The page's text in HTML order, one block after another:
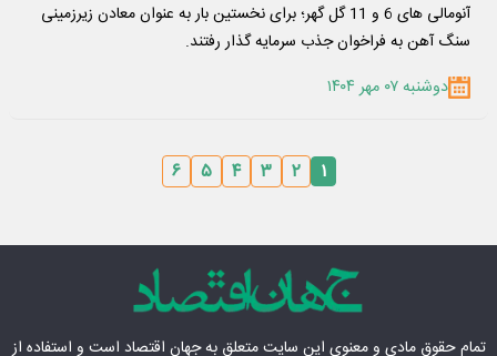
آنومالی های 6 و 11 گل گهر؛ برای نخستین بار به عنوان معادن زیرزمینی
سنگ آهن به فراخوان جذب سرمایه گذار رفتند.
دوشنبه ۰۷ مهر ۱۴۰۴
۱ ۲ ۳ ۴ ۵ ۶
تمام حقوق مادی‌ و معنوی این سایت متعلق بهجهان اقتصاد است و استفاده از